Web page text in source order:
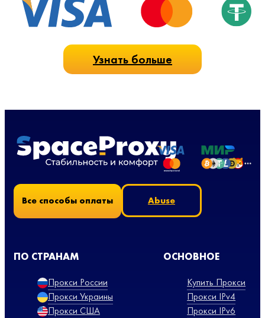
Узнать больше
Все способы оплаты Abuse
ПО СТРАНАМ
Прокси России
Прокси Украины
Прокси США
ОСНОВНОЕ
Купить Прокси
Прокси IPv4
Прокси IPv6